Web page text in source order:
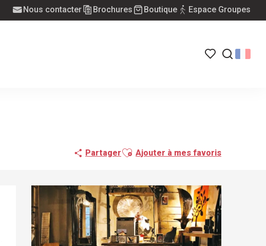
Nous contacter Brochures Boutique Espace Groupes
PartagerAjouter aux favoris
Ajouter à mes favoris